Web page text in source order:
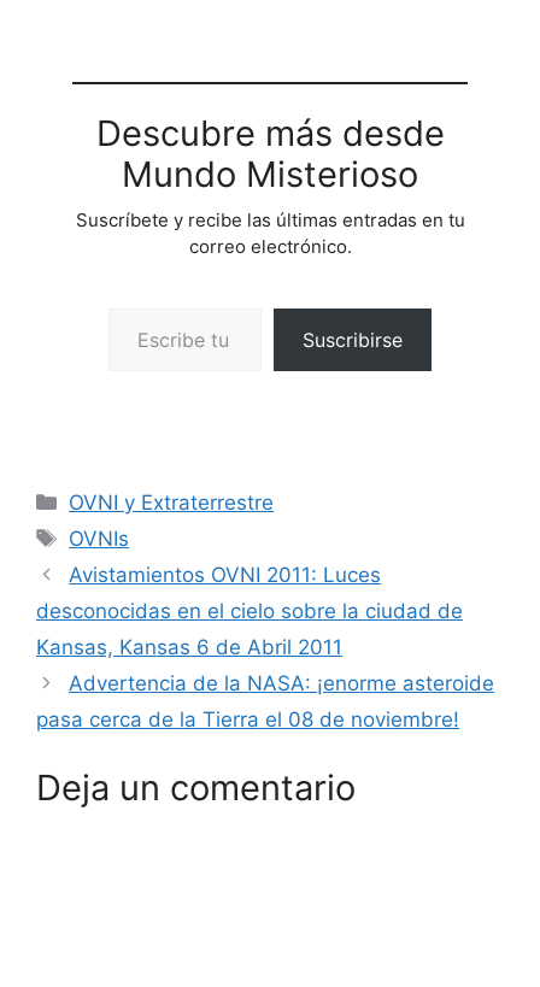
Descubre más desde
Mundo Misterioso
Suscríbete y recibe las últimas entradas en tu
correo electrónico.
Suscribirse
Categorías
OVNI y Extraterrestre
Etiquetas
OVNIs
Avistamientos OVNI 2011: Luces
desconocidas en el cielo sobre la ciudad de
Kansas, Kansas 6 de Abril 2011
Advertencia de la NASA: ¡enorme asteroide
pasa cerca de la Tierra el 08 de noviembre!
Deja un comentario